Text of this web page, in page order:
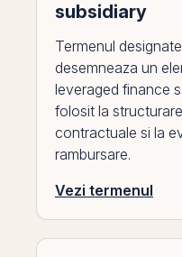
subsidiary
Termenul
desemneaza un
leveraged finance
folosit la
contractuale si la
rambursare.
Vezi termenul